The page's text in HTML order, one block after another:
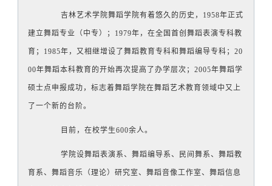
吉林艺术学院舞蹈学院有着悠久的历史，1958年正式
建立舞蹈专业（中专）；1979年，在全国首创舞蹈表演专科教
育；1985年，又相继增设了舞蹈教育专科和舞蹈编导专科；20
00年舞蹈本科教育的开始再次提高了办学层次；2005年舞蹈学
硕士点申报成功，标志着舞蹈学院在舞蹈艺术教育领域中又上
了一个新的台阶。
目前，在校学生600余人。
学院设舞蹈表演系、舞蹈编导系、民间舞系、舞蹈教
育系、舞蹈音乐（理论）研究室、舞蹈音像工作室、舞蹈信息